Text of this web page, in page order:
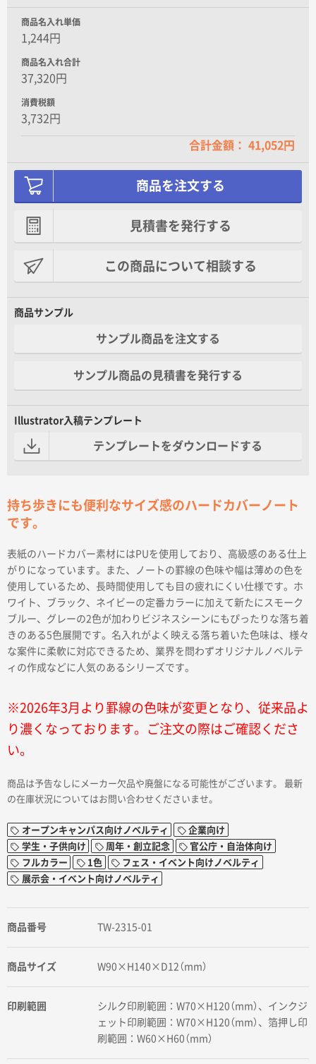
商品名入れ単価
1,244円
商品名入れ合計
37,320円
消費税額
3,732円
合計金額： 41,052円
商品を注文する
見積書を発行する
この商品について相談する
商品サンプル
サンプル商品を注文する
サンプル商品の見積書を発行する
Illustrator入稿テンプレート
テンプレートをダウンロードする
持ち歩きにも便利なサイズ感のハードカバーノート
です。
表紙のハードカバー素材にはPUを使用しており、高級感のある仕上
がりになっています。また、ノートの罫線の色味や幅は薄めの色を
使用しているため、長時間使用しても目の疲れにくい仕様です。ホ
ワイト、ブラック、ネイビーの定番カラーに加えて新たにスモーク
ブルー、グレーの2色が加わりビジネスシーンにもぴったりな落ち着
きのある5色展開です。名入れがよく映える落ち着いた色味は、様々
な案件に柔軟に対応できるため、業界を問わずオリジナルノベルテ
ィの作成などに人気のあるシリーズです。
※2026年3月より罫線の色味が変更となり、従来品よ
り濃くなっております。ご注文の際はご確認くださ
い。
商品は予告なしにメーカー欠品や廃盤になる可能性がございます。 最新
の在庫状況についてはお問い合わせくださいませ。
オープンキャンパス向けノベルティ
企業向け
学生・子供向け
周年・創立記念
官公庁・自治体向け
フルカラー
1色
フェス・イベント向けノベルティ
展示会・イベント向けノベルティ
商品番号 TW-2315-01
商品サイズ W90×H140×D12（mm）
印刷範囲
シルク印刷範囲：W70×H120（mm）、インクジ
ェット印刷範囲：W70×H120（mm）、箔押し印
刷範囲：W60×H60（mm）